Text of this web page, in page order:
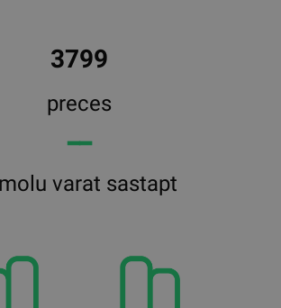
3799
preces
━━
varat sastapt